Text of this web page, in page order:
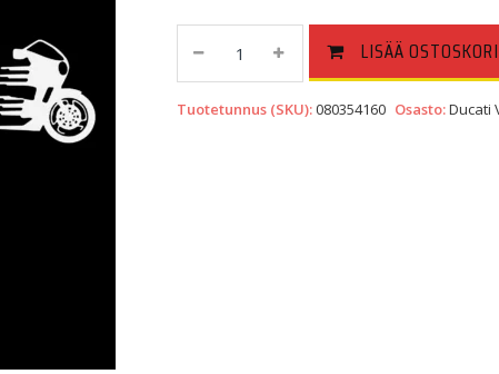
FLEXIBLE
Quantity
LISÄÄ
Tuotetunnus (SKU):080354160 Osasto:Ducati